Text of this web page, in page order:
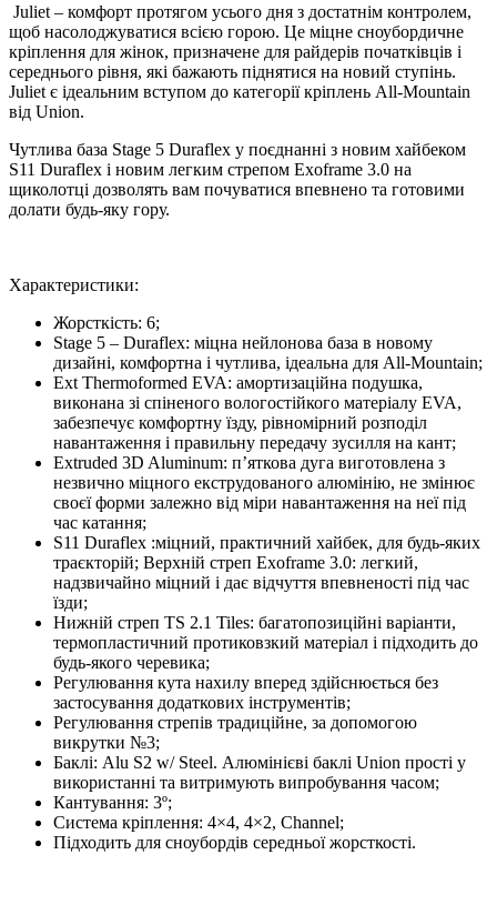
Juliet – комфорт протягом усього дня з достатнім контролем,
щоб насолоджуватися всією горою. Це міцне сноубордичне
кріплення для жінок, призначене для райдерів початківців і
середнього рівня, які бажають піднятися на новий ступінь.
Juliet є ідеальним вступом до категорії кріплень All-Mountain
від Union.
Чутлива база Stage 5 Duraflex у поєднанні з новим хайбеком
S11 Duraflex і новим легким стрепом Exoframe 3.0 на
щиколотці дозволять вам почуватися впевнено та готовими
долати будь-яку гору.
Характеристики:
Жорсткість: 6;
Stage 5 – Duraflex: міцна нейлонова база в новому
дизайні, комфортна і чутлива, ідеальна для All-Mountain;
Ext Thermoformed EVA: амортизаційна подушка,
виконана зі спіненого вологостійкого матеріалу EVA,
забезпечує комфортну їзду, рівномірний розподіл
навантаження і правильну передачу зусилля на кант;
Extruded 3D Aluminum: п’яткова дуга виготовлена з
незвично міцного екструдованого алюмінію, не змінює
своєї форми залежно від міри навантаження на неї під
час катання;
S11 Duraflex :міцний, практичний хайбек, для будь-яких
траєкторій; Верхній стреп Exoframe 3.0: легкий,
надзвичайно міцний і дає відчуття впевненості під час
їзди;
Нижній стреп TS 2.1 Tiles: багатопозиційні варіанти,
термопластичний протиковзкий матеріал і підходить до
будь-якого черевика;
Регулювання кута нахилу вперед здійснюється без
застосування додаткових інструментів;
Регулювання стрепів традиційне, за допомогою
викрутки №3;
Баклі: Alu S2 w/ Steel. Алюмінієві баклі Union прості у
використанні та витримують випробування часом;
Кантування: 3º;
Система кріплення: 4×4, 4×2, Channel;
Підходить для сноубордів середньої жорсткості.